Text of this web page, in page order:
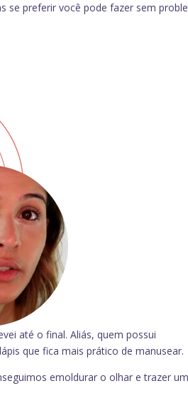
se preferir você pode fazer sem
até o final. Aliás, quem possui
que fica mais prático de manusear.
emoldurar o olhar e trazer